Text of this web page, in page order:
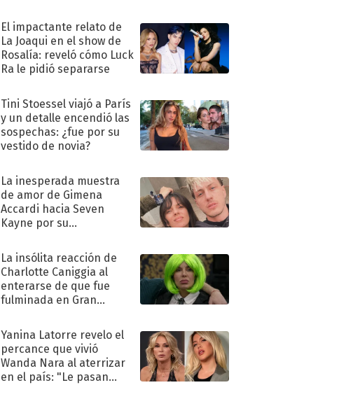
El impactante relato de
La Joaqui en el show de
Rosalía: reveló cómo Luck
Ra le pidió separarse
Tini Stoessel viajó a París
y un detalle encendió las
sospechas: ¿fue por su
vestido de novia?
La inesperada muestra
de amor de Gimena
Accardi hacia Seven
Kayne por su
La insólita reacción de
Charlotte Caniggia al
enterarse de que fue
fulminada en Gran
Yanina Latorre revelo el
percance que vivió
Wanda Nara al aterrizar
en el país: "Le pasan